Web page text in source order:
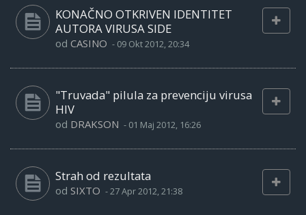
KONAČNO OTKRIVEN IDENTITET
AUTORA VIRUSA SIDE
od CASINO - 09 Okt 2012, 20:34
"Truvada" pilula za prevenciju virusa
HIV
od DRAKSON - 01 Maj 2012, 16:26
Strah od rezultata
od SIXTO -27 Apr 2012, 21:38